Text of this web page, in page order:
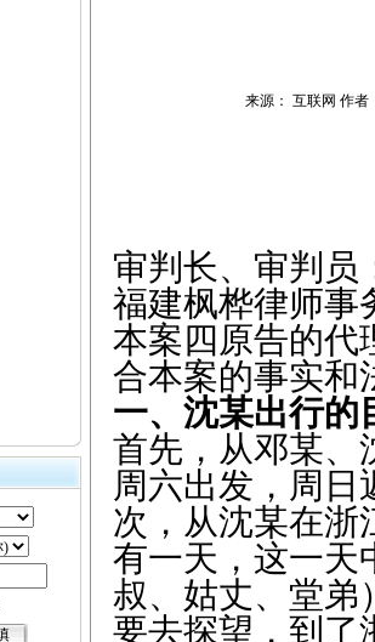
来源： 互联网 作者
审判长、审判员
福建枫桦律师事
本案四原告的代
合本案的事实和
一、沈某出行的
首先，从邓某、
周六出发，周日
次，从沈某在浙
有一天，这一天
叔、姑丈、堂弟
要去探望，到了